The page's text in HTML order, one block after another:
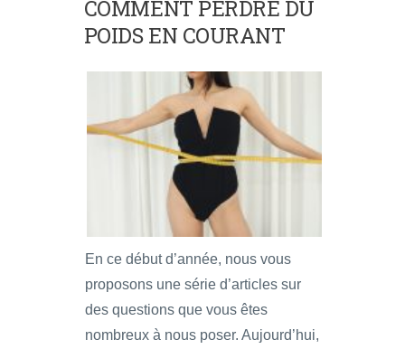
COMMENT PERDRE DU
POIDS EN COURANT
En ce début d’année, nous vous
proposons une série d’articles sur
des questions que vous êtes
nombreux à nous poser. Aujourd’hui,